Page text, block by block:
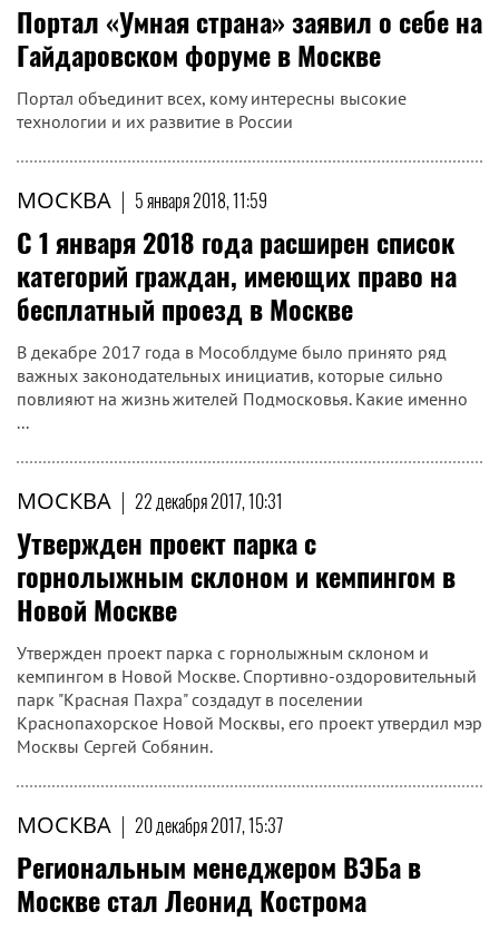
Портал «Умная страна» заявил о себе на
Гайдаровском форуме в Москве
Портал объединит всех, кому интересны высокие
технологии и их развитие в России
МОСКВА | 5 января 2018, 11:59
С 1 января 2018 года расширен список
категорий граждан, имеющих право на
бесплатный проезд в Москве
В декабре 2017 года в Мособлдуме было принято ряд
важных законодательных инициатив, которые сильно
повлияют на жизнь жителей Подмосковья. Какие именно
...
МОСКВА | 22 декабря 2017, 10:31
Утвержден проект парка с
горнолыжным склоном и кемпингом в
Новой Москве
Утвержден проект парка с горнолыжным склоном и
кемпингом в Новой Москве. Спортивно-оздоровительный
парк "Красная Пахра" создадут в поселении
Краснопахорское Новой Москвы, его проект утвердил мэр
Москвы Сергей Собянин.
МОСКВА | 20 декабря 2017, 15:37
Региональным менеджером ВЭБа в
Москве стал Леонид Кострома